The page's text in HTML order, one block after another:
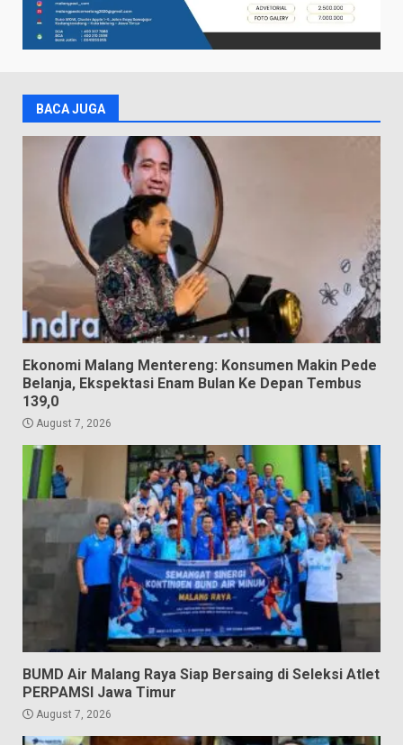
BACA JUGA
Ekonomi Malang Mentereng: Konsumen Makin Pede
Belanja, Ekspektasi Enam Bulan Ke Depan Tembus
139,0
August 7, 2026
BUMD Air Malang Raya Siap Bersaing di Seleksi Atlet
PERPAMSI Jawa Timur
August 7, 2026